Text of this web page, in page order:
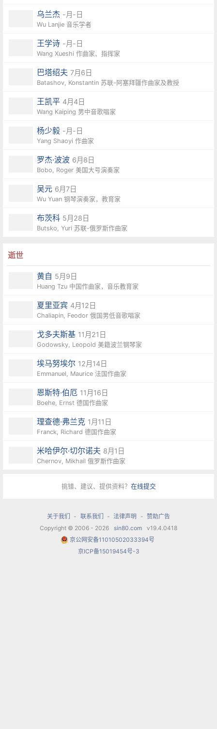
乌兰杰 -月-日
Wu Lanjie 音乐学者
王学诗 -月-日
Wang Xueshi 作曲家、指挥家
巴塔绍夫7月6日
Batashov, Konstantin 苏联-阿塞拜疆作曲家及教授
王凯平 4月4日
Wang Kaiping 男中音歌唱家
杨少毅 -月-日
Yang Shaoyi 作曲家
罗杰·波波 6月8日
Bobo, Roger 美国大号演奏家
吴元 6月7日
Wu Yuan 钢琴演奏家，教育家
布茨科 5月28日
Butsko, Yuri 苏联-俄罗斯作曲家
逝世
黄自 5月9日
Huang Tzu 中国作曲家，音乐教育家
夏里亚宾 4月12日
Chaliapin, Feodor 俄国男低音歌唱家
戈多夫斯基 11月21日
Godowsky, Leopold 美籍波兰钢琴家
埃马努埃尔 12月14日
Emmanuel, Maurice 法国作曲家
恩斯特·伯厄 11月16日
Boehe, Ernst 德国作曲家
理查德·弗兰克 1月11日
Franck, Richard 德国作曲家
米哈伊尔·切尔诺夫 8月1日
Chernov, Mikhail 俄罗斯作曲家
挑错、建议、提供资料？ 在线提交
关于我们 - 联系我们 - 法律声明 - 赞助广告
Copyright © 2006 - 2026
sin80.com
v19.4.0418
京公网安备11010502033394号
京ICP备15019454号-3